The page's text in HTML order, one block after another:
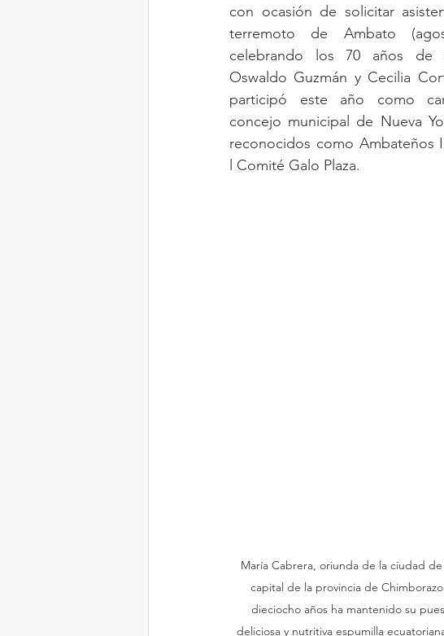
con ocasión de solicitar
terremoto de Ambato
celebrando los 70 años de
Oswaldo Guzmán y Cecilia
participó este año como
concejo municipal de Nueva
reconocidos como Ambateños
l Comité Galo Plaza.
María Cabrera, oriunda de la ciudad
capital de la provincia de
dieciocho años ha mantenido su
deliciosa y nutritiva espumilla